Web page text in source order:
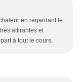
en regardant le
attirantes et
à tout le cours.